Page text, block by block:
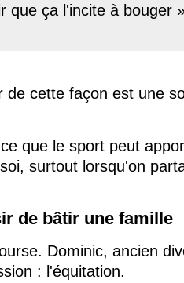
que ça l'incite à bouger
de cette façon est une
que le sport peut
surtout lorsqu'on
de bâtir une famille
Dominic, ancien
: l'équitation.